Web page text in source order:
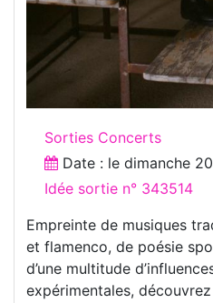
Sorties Concerts
Date : le dimanche
Idée sortie n° 343514
Empreinte de musiques
et flamenco, de poésie
d’une multitude
expérimentales,